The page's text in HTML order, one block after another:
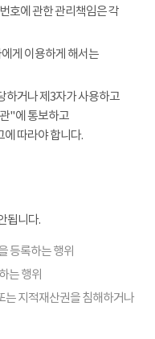
호에 관한 관리책임은 각
게 이용하게 해서는
하거나 제3자가 사용하고
"에 통보하고
따라야 합니다.
됩니다.
등록하는 행위
는 행위
는 지적재산권을 침해하거나